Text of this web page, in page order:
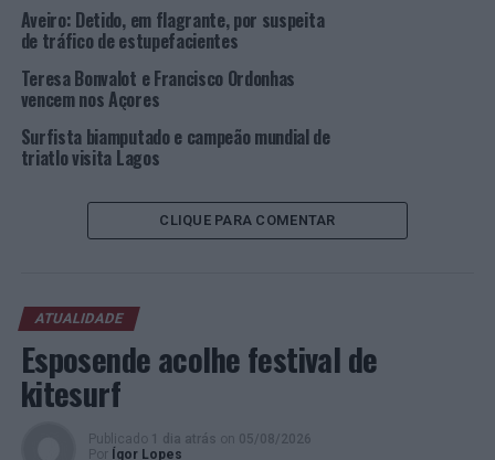
surfistas que vão agora inscrever-se para o
Aveiro a realizar-se nas ondas de São Jacinto.”
Depois da etapa inaugural, que aconteceu no Porto e
Matosinhos, os melhores juniores nacionais descem até
Aveiro para a etapa de todas as decisões. Martim Nunes
e Maria Salgado chegam a Aveiro na liderança do
frente da corrida pelos títulos.
(Foto:
Jorge
Aveiro: Detido, em flagrante, por suspeita
de tráfico de estupefacientes
Teresa Bonvalot e Francisco Ordonhas
vencem nos Açores
Surfista biamputado e campeão mundial de
triatlo visita Lagos
CLIQUE PARA COMENTAR
ATUALIDADE
Esposende acolhe festival de
kitesurf
Publicado 1 dia atrás on 05/08/2026
Por
Ígor Lopes